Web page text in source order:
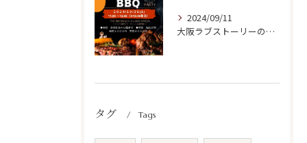
2024/09/11
大阪ラブストーリーの初リアルParty開催✨
タグ Tags